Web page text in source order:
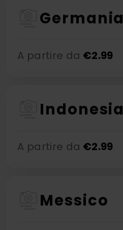
Germania
A partire da €2.99
Indonesia
A partire da €2.99
Messico